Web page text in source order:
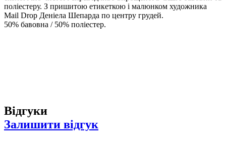
поліестеру. З пришитою етикеткою і малюнком художника
Mail Drop Деніела Шепарда по центру грудей.
50% бавовна / 50% поліестер.
Відгуки
Залишити відгук